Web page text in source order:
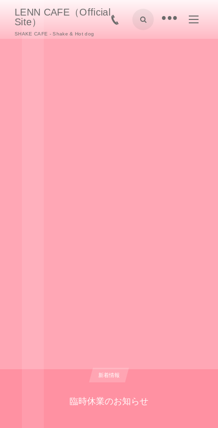
LENN CAFE（Official
Site）
SHAKE CAFE - Shake & Hot dog
•
新着情報
臨時休業のお知らせ